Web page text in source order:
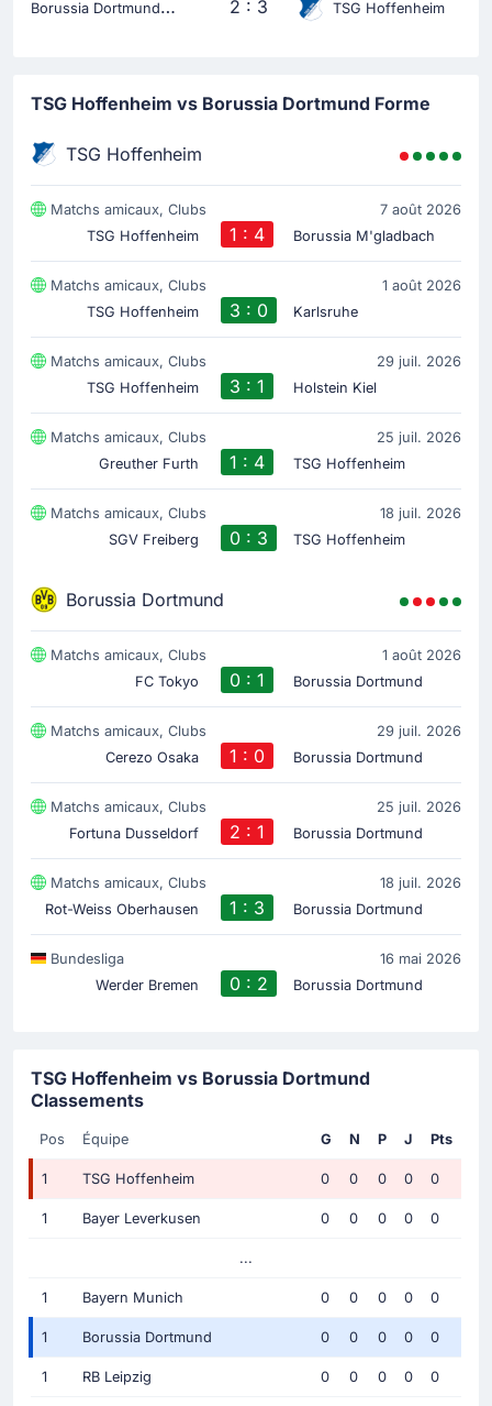
B
orussia Dortmund 2 : 3 TSG Hoffenheim
TSG Hoffenheim vs Borussia Dortmund Forme
TSG Hoffenheim
Matchs amicaux, Clubs
7 août 2026
TSG Hoffenheim
1 : 4 Borussia M'gladbach
Matchs amicaux, Clubs
1 août 2026
TSG Hoffenheim
3 : 0 Karlsruhe
Matchs amicaux, Clubs
29 juil. 2026
TSG Hoffenheim
3 : 1 Holstein Kiel
Matchs amicaux, Clubs
25 juil. 2026
Greuther Furth
1 : 4 TSG Hoffenheim
Matchs amicaux, Clubs
18 juil. 2026
SGV Freiberg
0 : 3 TSG Hoffenheim
Borussia Dortmund
Matchs amicaux, Clubs
1 août 2026
FC Tokyo
0 : 1 Borussia Dortmund
Matchs amicaux, Clubs
29 juil. 2026
Cerezo Osaka
1 : 0 Borussia Dortmund
Matchs amicaux, Clubs
25 juil. 2026
Fortuna Dusseldorf
2 : 1 Borussia Dortmund
Matchs amicaux, Clubs
18 juil. 2026
Rot-Weiss Oberhausen
1 : 3 Borussia Dortmund
Bundesliga
16 mai 2026
Werder Bremen
0 : 2 Borussia Dortmund
TSG Hoffenheim vs Borussia Dortmund
Classements
Pos Équipe G N P J Pts
1 TSG Hoffenheim 0 0 0 0 0
1 Bayer Leverkusen 0 0 0 0 0
...
1 Bayern Munich 0 0 0 0 0
1 Borussia Dortmund 0 0 0 0 0
1 RB Leipzig 0 0 0 0 0